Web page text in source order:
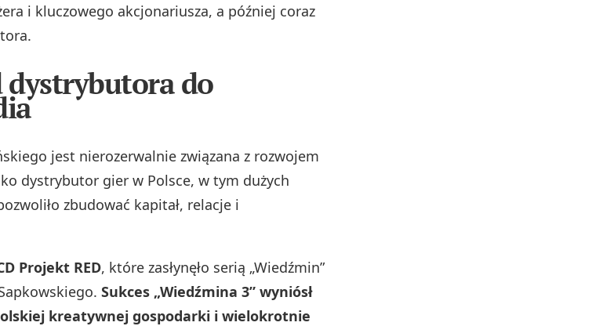
i kluczowego akcjonariusza, a później coraz
dystrybutora do
jest nierozerwalnie związana z rozwojem
dystrybutor gier w Polsce, w tym dużych
zbudować kapitał, relacje i
Projekt RED, które zasłynęło serią „Wiedźmin”
Sukces „Wiedźmina 3” wyniósł
kreatywnej gospodarki i wielokrotnie